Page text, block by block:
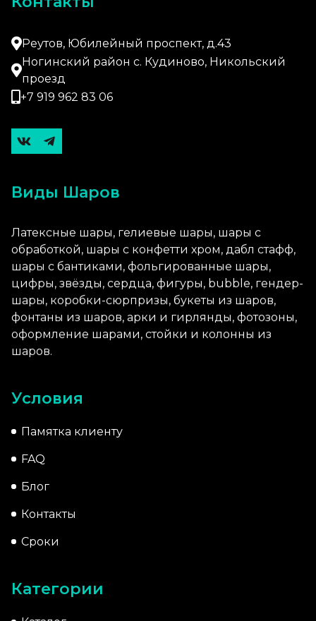
Реутов, Юбилейный проспект, д.43
Ногинский район с. Кудиново, Никольский
проезд
+7 919 962 83 06
Виды Шаров
Латексные шары, гелиевые шары, шары с
обработкой, шары с конфетти хром, дабл стафф,
шары с бантиками, фольгированные шары,
цифры, звёзды, сердца, фигуры, bubble, гендер-
шары, коробки-сюрпризы, букеты из шаров,
фонтаны из шаров, арки и гирлянды, фотозоны,
оформление шарами, стойки и колонны из
шаров.
Условия
Памятка клиенту
FAQ
Блог
Контакты
Сроки
Категории